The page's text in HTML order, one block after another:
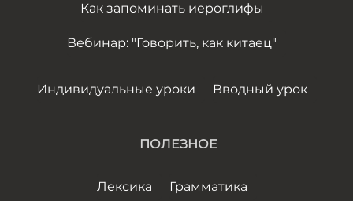
Как запоминать иероглифы
Вебинар: "Говорить, как китаец"
Индивидуальные уроки Вводный урок
ПОЛЕЗНОЕ
Лексика Грамматика